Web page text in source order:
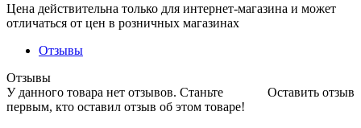
Цена действительна только для интернет-магазина и может
отличаться от цен в розничных магазинах
Отзывы
Отзывы
Оставить отзыв
У данного товара нет отзывов. Станьте
первым, кто оставил отзыв об этом товаре!